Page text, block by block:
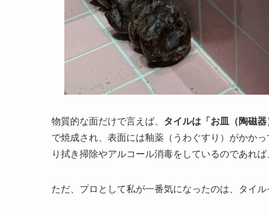
物質的な面だけで言えば、 タイルは「お皿（陶磁
で焼成され、表面には釉薬（うわぐすり）がかか
り拭き掃除やアルコール消毒をしているのであれば
ただ、プロとして私が一番気になったのは、タイ